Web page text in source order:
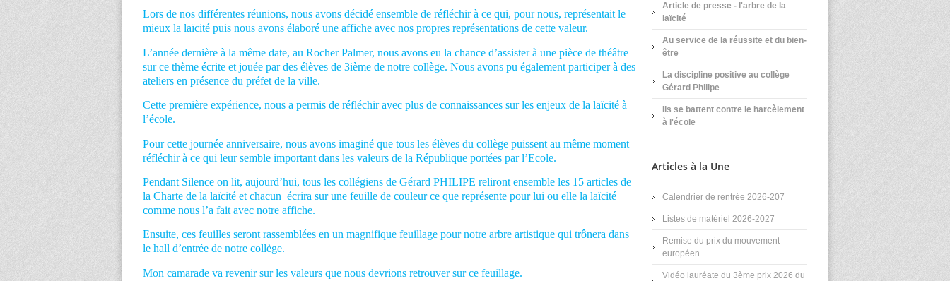
Lors de nos différentes réunions, nous avons décidé ensemble de réfléchir à ce qui, pour nous, représentait le
mieux la laïcité puis nous avons élaboré une affiche avec nos propres représentations de cette valeur.
L’année dernière à la même date, au Rocher Palmer, nous avons eu la chance d’assister à une pièce de théâtre
sur ce thème écrite et jouée par des élèves de 3ième de notre collège. Nous avons pu également participer à des
ateliers en présence du préfet de la ville.
Cette première expérience, nous a permis de réfléchir avec plus de connaissances sur les enjeux de la laïcité à
l’école.
Pour cette journée anniversaire, nous avons imaginé que tous les élèves du collège puissent au même moment
réfléchir à ce qui leur semble important dans les valeurs de la République portées par l’Ecole.
Pendant Silence on lit, aujourd’hui, tous les collégiens de Gérard PHILIPE reliront ensemble les 15 articles de
la Charte de la laïcité et chacun écrira sur une feuille de couleur ce que représente pour lui ou elle la laïcité
comme nous l’a fait avec notre affiche.
Ensuite, ces feuilles seront rassemblées en un magnifique feuillage pour notre arbre artistique qui trônera dans
le hall d’entrée de notre collège.
Mon camarade va revenir sur les valeurs que nous devrions retrouver sur ce feuillage.
Article de presse - l'arbre de la
laïcité
Au service de la réussite et du bien-
être
La discipline positive au collège
Gérard Philipe
Ils se battent contre le harcèlement
à l'école
Articles à la Une
Calendrier de rentrée 2026-207
Listes de matériel 2026-2027
Remise du prix du mouvement
européen
Vidéo lauréate du 3ème prix 2026 du